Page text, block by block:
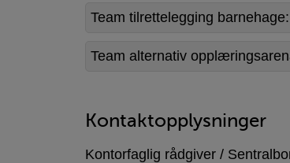
Team tilrettelegging barnehage:
Team alternativ
Kontaktopplysninger
Kontorfaglig rådgiver /